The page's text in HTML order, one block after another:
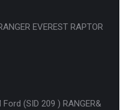
EVEREST RAPTOR
(SID 209 ) RANGER&